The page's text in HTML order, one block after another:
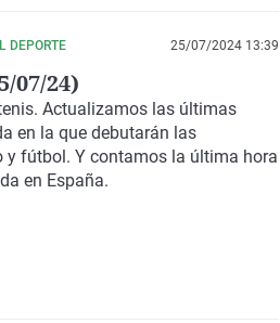
DEPORTE 25/07/2024 13:39
07/24)
Actualizamos las últimas
en la que debutarán las
fútbol. Y contamos la última hora
en España.